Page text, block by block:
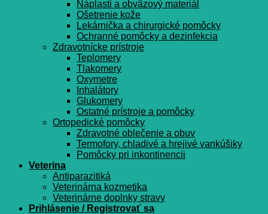
Náplasti a obväzový materiál
Ošetrenie kože
Lekárnička a chirurgické pomôcky
Ochranné pomôcky a dezinfekcia
Zdravotnícke prístroje
Teplomery
Tlakomery
Oxymetre
Inhalátory
Glukomery
Ostatné prístroje a pomôcky
Ortopedické pomôcky
Zdravotné oblečenie a obuv
Termofory, chladivé a hrejivé vankúšiky
Pomôcky pri inkontinencii
Veterina
Antiparazitiká
Veterinárna kozmetika
Veterinárne doplnky stravy
Prihlásenie / Registrovať sa